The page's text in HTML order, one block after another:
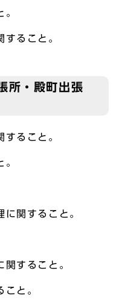
ること。
所・殿町出張
ること。
関すること。
すること。
こと。